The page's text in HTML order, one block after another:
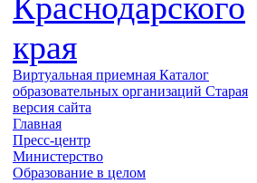
края
Виртуальная приемная Каталог
образовательных организаций Старая
версия сайта
Главная
Пресс-центр
Министерство
Образование в целом